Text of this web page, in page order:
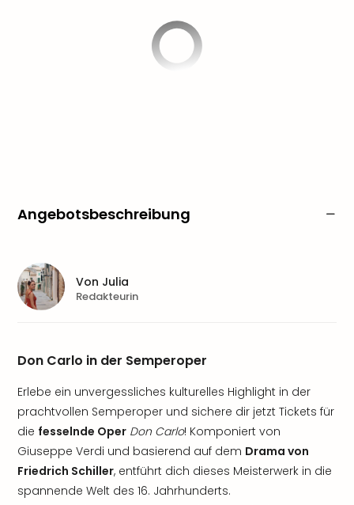
Angebotsbeschreibung
Don Carlo in der Semperoper
Erlebe ein unvergessliches kulturelles Highlight in der
prachtvollen Semperoper und sichere dir jetzt Tickets für
die fesselnde Oper Don Carlo! Komponiert von
Giuseppe Verdi und basierend auf dem Drama von
Friedrich Schiller, entführt dich dieses Meisterwerk in die
spannende Welt des 16. Jahrhunderts.
Von Julia
Redakteurin